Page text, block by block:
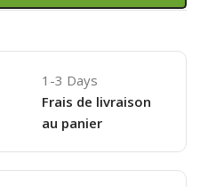
1-3 Days
Frais de livraison
au panier